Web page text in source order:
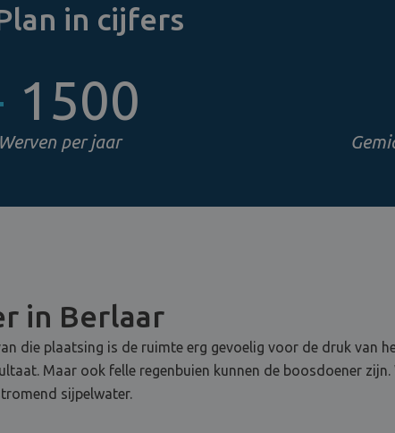
in cijfers
1500
Werven per jaar
in Berlaar
die plaatsing is de ruimte erg gevoelig voor de druk van
Maar ook felle regenbuien kunnen de boosdoener zijn.
sijpelwater.